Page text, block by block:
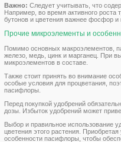
Важно: Следует учитывать, что
Например, во время активного роста
бутонов и цветения важнее фосфор и
Прочие микроэлементы и
Помимо основных макроэлементов,
железо, медь, цинк и марганец. При
микроэлементов в составе.
Также стоит принять во внимание
особые условия для процветания,
пасифлоры.
Перед покупкой удобрений
дозы. Избыток удобрений может
Выбор и правильное использование
цветения этого растения.
особенности пасифлоры, чтобы